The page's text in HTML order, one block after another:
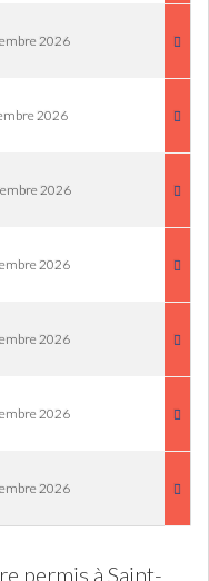
2026
2026
2026
2026
2026
2026
2026
permis à Saint-